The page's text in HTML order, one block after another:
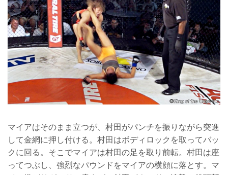
マイアはそのまま立つが、村田がパンチを振りながら突進
して金網に押し付ける。村田はボディロックを取ってバッ
クに回る。そこでマイアは村田の足を取り前転。村田は座
ってつぶし、強烈なパウンドをマイアの横顔に落とす。マ